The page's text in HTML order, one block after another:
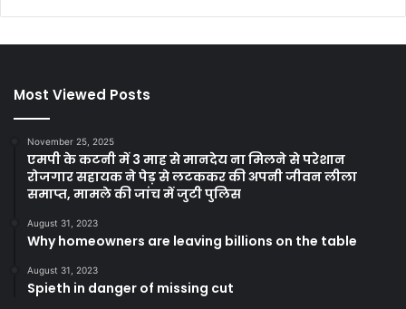
Most Viewed Posts
November 25, 2025
एमपी के कटनी में 3 माह से मानदेय ना मिलने से परेशान
रोजगार सहायक ने पेड़ से लटककर की अपनी जीवन लीला
समाप्त, मामले की जांच में जुटी पुलिस
August 31, 2023
Why homeowners are leaving billions on the table
August 31, 2023
Spieth in danger of missing cut